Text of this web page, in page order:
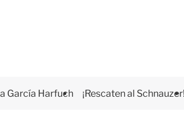
García Harfuch ¡Rescaten al Schnauzer!